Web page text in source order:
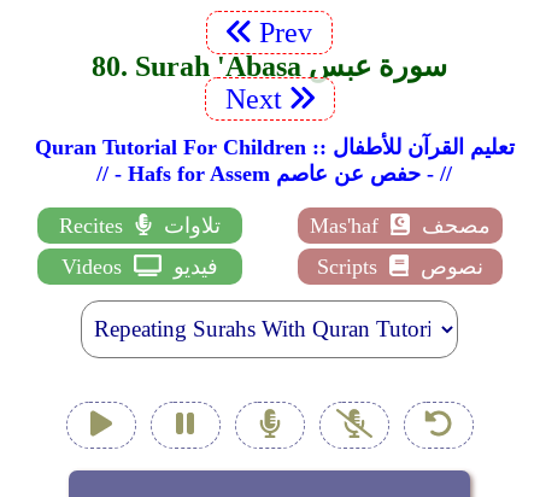
Prev
80. Surah 'Abasa سورة عبس
Next
Quran Tutorial For Children :: تعليم القرآن للأطفال
// - Hafs for Assem حفص عن عاصم - //
Recites تلاوات Mas'haf
مصحف
Videos
فيديو Scripts نصوص